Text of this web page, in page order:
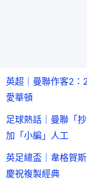
英超｜曼聯作客2
愛華頓
足球熱話｜曼聯「
加「小編」人工
英足總盃｜韋格賀
慶祝複製經典